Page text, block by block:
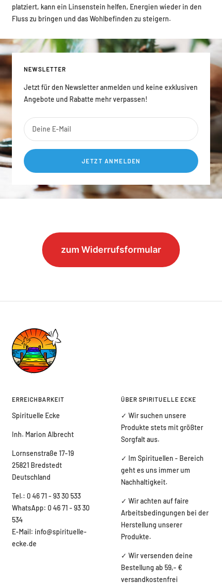
platziert, kann ein Linsenstein helfen, Energien wieder in den
Fluss zu bringen und das Wohlbefinden zu steigern.
NEWSLETTER
Jetzt für den Newsletter anmelden und keine exklusiven
Angebote und Rabatte mehr verpassen!
Deine E-Mail
JETZT ANMELDEN
zum Widerrufsformular
ERREICHBARKEIT
Spirituelle Ecke
Inh. Marion Albrecht
Lornsenstraße 17-19
25821 Bredstedt
Deutschland
Tel.: 0 46 71 - 93 30 533
WhatsApp: 0 46 71 - 93 30
534
E-Mail: info@spirituelle-
ecke.de
ÜBER SPIRITUELLE ECKE
✓ Wir suchen unsere
Produkte stets mit größter
Sorgfalt aus.
✓ Im Spirituellen - Bereich
geht es uns immer um
Nachhaltigkeit.
✓ Wir achten auf faire
Arbeitsbedingungen bei der
Herstellung unserer
Produkte.
✓ Wir versenden deine
Bestellung ab 59,- €
versandkostenfrei